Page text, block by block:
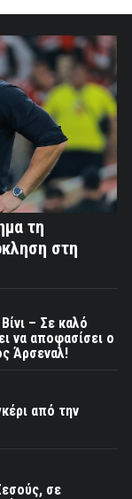
τη
στη
– Σε καλό
να αποφασίσει ο
Άρσεναλ!
από την
σε